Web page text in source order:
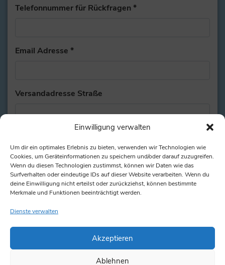
Einwilligung verwalten
Um dir ein optimales Erlebnis zu bieten, verwenden wir Technologien wie
Cookies, um Geräteinformationen zu speichern und/oder darauf zuzugreifen.
Wenn du diesen Technologien zustimmst, können wir Daten wie das
Surfverhalten oder eindeutige IDs auf dieser Website verarbeiten. Wenn du
deine Einwilligung nicht erteilst oder zurückziehst, können bestimmte
Merkmale und Funktionen beeinträchtigt werden.
Dienste verwalten
Akzeptieren
Ablehnen
Telefonnummer für Rückfragen *
Email Adresse *
Versandadresse Straße
Art des Gutscheins, ggf. Termin zur Einlösung,
sonstige Wünsche*
Datenschutzerklärung*